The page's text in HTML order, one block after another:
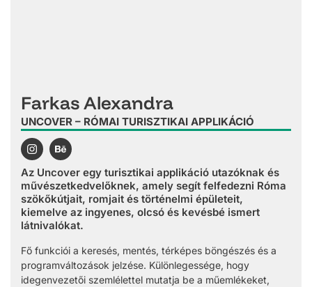
Farkas Alexandra
UNCOVER – RÓMAI TURISZTIKAI APPLIKÁCIÓ
Az Uncover egy turisztikai applikáció utazóknak és
művészetkedvelőknek, amely segít felfedezni Róma
szökőkútjait, romjait és történelmi épületeit,
kiemelve az ingyenes, olcsó és kevésbé ismert
látnivalókat.
Fő funkciói a keresés, mentés, térképes böngészés és a
programváltozások jelzése. Különlegessége, hogy
idegenvezetői szemlélettel mutatja be a műemlékeket,